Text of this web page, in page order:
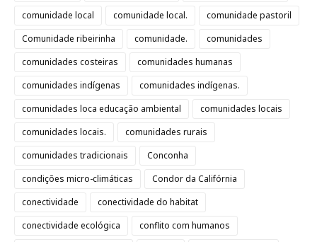
comunidade local
comunidade local.
comunidade pastoril
Comunidade ribeirinha
comunidade.
comunidades
comunidades costeiras
comunidades humanas
comunidades indígenas
comunidades indígenas.
comunidades loca educação ambiental
comunidades locais
comunidades locais.
comunidades rurais
comunidades tradicionais
Conconha
condições micro-climáticas
Condor da Califórnia
conectividade
conectividade do habitat
conectividade ecológica
conflito com humanos